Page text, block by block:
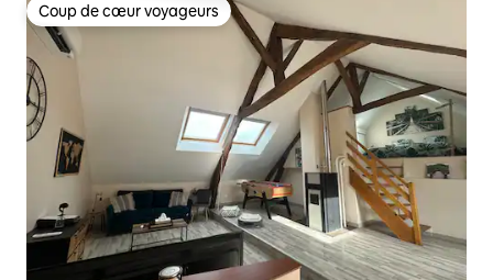
Coup de cœur voyageurs
Coup de cœur voyageurs